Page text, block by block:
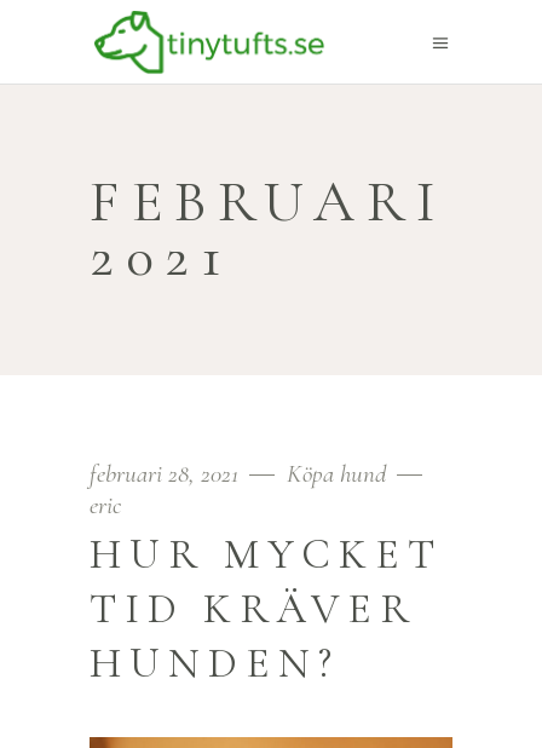
FEBRUARI
2021
februari 28, 2021
Köpa hund
eric
HUR MYCKET
TID KRÄVER
HUNDEN?